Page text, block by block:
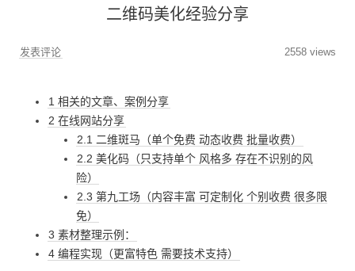
二维码美化经验分享
发表评论 2558 views
1 相关的文章、案例分享
2 在线网站分享
2.1 二维斑马（单个免费 动态收费 批量收费）
2.2 美化码（只支持单个 风格多 存在不识别的风
险）
2.3 第九工场（内容丰富 可定制化 个别收费 很多限
免）
3 素材整理示例：
4 编程实现（更富特色 需要技术支持）